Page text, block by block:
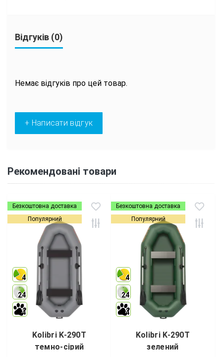
Відгуків (0)
Немає відгуків про цей товар.
+ Написати відгук
Рекомендовані товари
Безкоштовна доставка
Популярний
4
24
4
Kolibri K-290T
темно-сірий
Безкоштовна доставка
Популярний
4
24
4
Kolibri K-290T
зелений